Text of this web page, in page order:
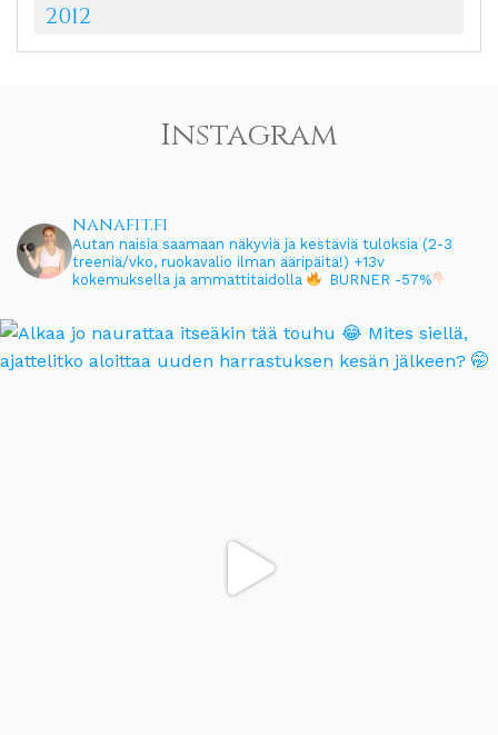
2012
Instagram
nanafit.fi
Autan naisia saamaan näkyviä ja kestäviä tuloksia (2-3
treeniä/vko, ruokavalio ilman ääripäitä!) +13v
kokemuksella ja ammattitaidolla
BURNER -57%